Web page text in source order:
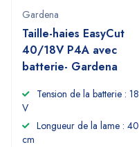
Gardena
Taille-haies EasyCut
40/18V P4A avec
batterie- Gardena
Tension de la batterie : 18
V
Longueur de la lame : 40
cm